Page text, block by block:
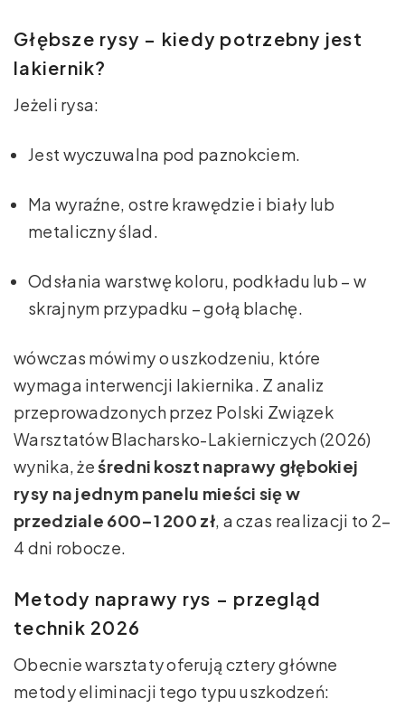
Głębsze rysy – kiedy potrzebny jest
lakiernik?
Jeżeli rysa:
Jest wyczuwalna pod paznokciem.
Ma wyraźne, ostre krawędzie i biały lub
metaliczny ślad.
Odsłania warstwę koloru, podkładu lub – w
skrajnym przypadku – gołą blachę.
wówczas mówimy o uszkodzeniu, które
wymaga interwencji lakiernika. Z analiz
przeprowadzonych przez Polski Związek
Warsztatów Blacharsko-Lakierniczych (2026)
wynika, żeśredni koszt naprawy głębokiej
rysy na jednym panelu mieści się w
przedziale 600–1 200 zł, a czas realizacji to 2–
4 dni robocze.
Metody naprawy rys – przegląd
technik 2026
Obecnie warsztaty oferują cztery główne
metody eliminacji tego typu uszkodzeń: